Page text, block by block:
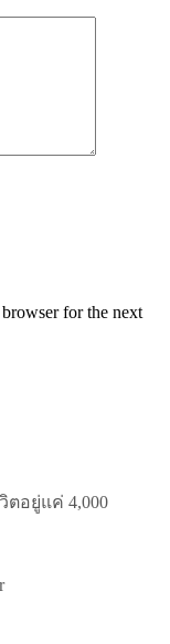
for the next
ตอยู่แค่ 4,000